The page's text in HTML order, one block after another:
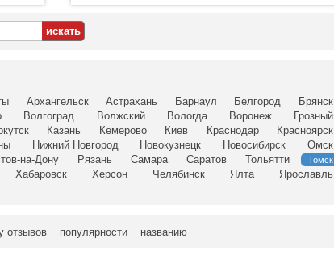
Архангельск Астрахань Барнаул Белгород
Брянск
Волгоград Волжский Вологда Воронеж
Грозный
Казань Кемерово Киев Краснодар
Красноярск
Нижний Новгород Новокузнецк Новосибирск
Омск
на-Дону Рязань Самара Саратов Тольятти Томск
Хабаровск Херсон Челябинск Ялта
Ярославль
отзывов популярности названию